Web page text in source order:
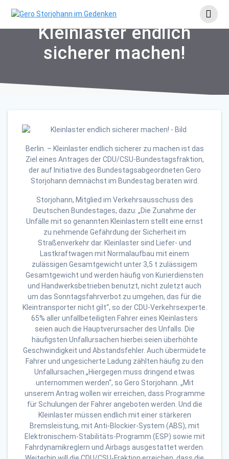
to
Kleinlaster endlich
sicherer machen!
Berlin. – Kleinlaster endlich sicherer zu machen ist das
Ziel eines Antrages der CDU/CSU-Bundestagsfraktion,
der auf Initiative des Bundestagsabgeordneten Gero
Storjohann demnächst im Bundestag beraten wird.
Storjohann, Mitglied im Verkehrsausschuss des
Deutschen Bundestages, dazu: „Die Zunahme der
Unfälle mit so genannten Kleinlastern stellt eine ernst
zu nehmende Gefährdung der Sicherheit im
Straßenverkehr dar. Kleinlaster sind Liefer- und
Lastkraftwagen mit Normalaufbau mit einem
zulässigen Gesamtgewicht unter 3,5 t zulässigem
Gesamtgewicht und werden häufig von Kurierdiensten
und Handwerksbetrieben benutzt, nicht zuletzt auch
um das Sonntagsfahrverbot zu umgehen, das für die
Kleintransporter nicht gilt“, so der CDU-Verkehrsexperte.
65% aller unfallbeteiligten Fahrer eines Kleinlasters
seien auch die Hauptverursacher des Unfalls. Die
häufigsten Unfallursachen hierbei seien überhöhte
Geschwindigkeit und Abstandsfehler. Auch übermüdete
Fahrer und ungesicherte Ladung zählten häufig zu den
Unfallursachen.„Hiergegen muss dringend etwas
unternommen werden“, so Gero Storjohann. „Mit
unserem Antrag wollen wir erreichen, dass Programme
für Schulungen der Fahrer angeboten werden. Und die
Kleinlaster müssen endlich mit einer stärkeren
Bremsleistung, mit Anti-Blockier-System (ABS), mit
Elektronischem-Stabilitäts-Programm (ESP) sowie mit
Fahrdynamikreglern und Airbags ausgestattet werden.